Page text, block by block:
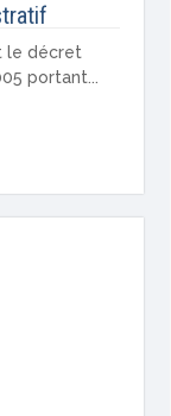
le décret
portant...